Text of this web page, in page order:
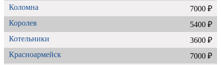
Коломна
7000 ₽
Королев
5400 ₽
Котельники
3600 ₽
Красноармейск
7000 ₽